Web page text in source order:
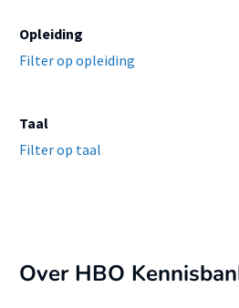
Opleiding
Filter op opleiding
Taal
Filter op taal
Over HBO